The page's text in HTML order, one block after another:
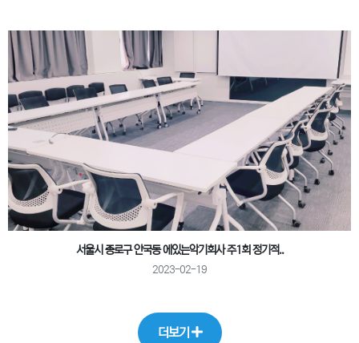
서울시 종로구 안국동 에있는악기회사 주1회 정기적..
2023-02-19
더보기